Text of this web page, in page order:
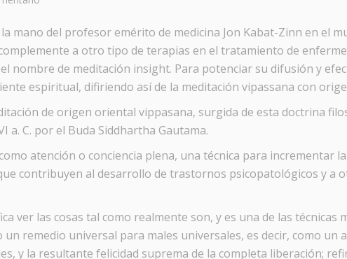
mano del profesor emérito de medicina Jon Kabat-Zinn en el
a otro tipo de terapias en el tratamiento de
nombre de meditación insight. Para potenciar su difusión y
espiritual, difiriendo así de la meditación vipassana con
de origen oriental vippasana, surgida de esta doctrina
a. C. por el Buda Siddhartha Gautama.
atención o conciencia plena, una técnica para incrementar
contribuyen al desarrollo de trastornos psicopatológicos y a
ver las cosas tal como realmente son, y es una de las técnicas
remedio universal para males universales, es decir, como un
y la resultante felicidad suprema de la completa liberación;